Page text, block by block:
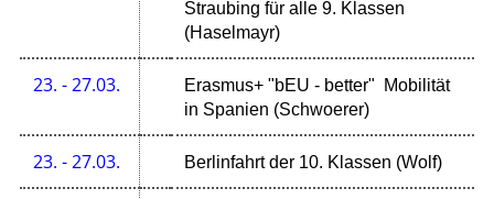
Straubing für alle 9. Klassen
(Haselmayr)
23. - 27.03.
Erasmus+ "bEU - better" Mobilität
in Spanien (Schwoerer)
23. - 27.03. Berlinfahrt der 10. Klassen (Wolf)